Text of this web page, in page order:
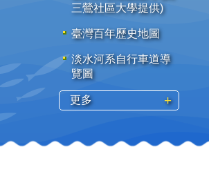
三鶯社區大學提供)
臺灣百年歷史地圖
淡水河系自行車道導
覽圖
更多